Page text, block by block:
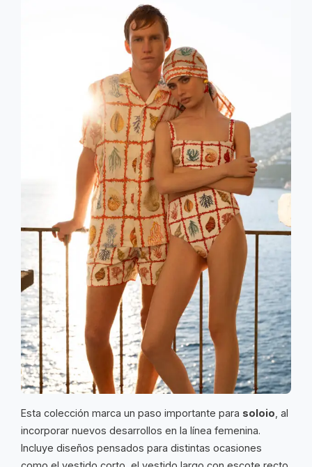
Esta colección marca un paso importante para soloio , al
incorporar nuevos desarrollos en la línea femenina.
Incluye diseños pensados para distintas ocasiones